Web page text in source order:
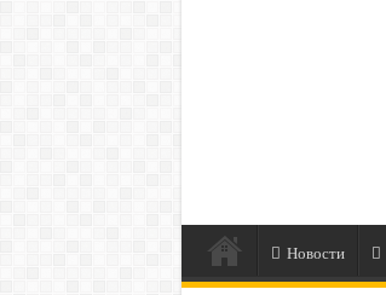
Новости